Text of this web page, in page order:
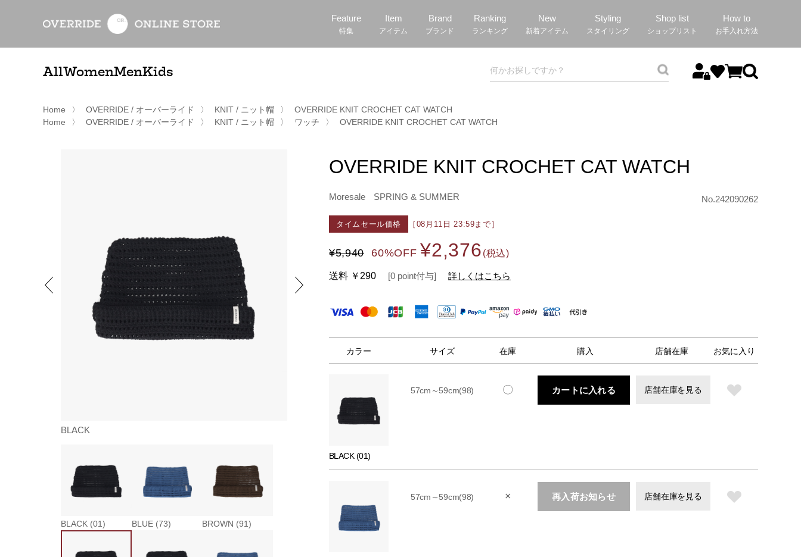
Feature
特集
Item
アイテム
Brand
ブランド
Ranking
ランキング
New
新着アイテム
Styling
スタイリング
Shop list
ショップリスト
How to
お手入れ方法
AllWomenMenKids
Home 〉 OVERRIDE / オーバーライド 〉 KNIT / ニット帽 〉
OVERRIDE KNIT CROCHET CAT WATCH
Home
〉 OVERRIDE / オーバーライド 〉 KNIT / ニット帽 〉 ワッチ 〉 OVERRIDE KNIT CROCHET CAT WATCH
BLACK
BLACK (01) BLUE (73) BROWN (91)
OVERRIDE KNIT CROCHET CAT WATCH
Moresale SPRING & SUMMER No.242090262
タイムセール価格 ［08月11日 23:59まで］
¥5,940 60%OFF ¥2,376 (税込)
送料 ￥290 [0 point付与] 詳しくはこちら
カラー サイズ 在庫 購入 店舗在庫 お気に入り
BLACK (01)
57cm～59cm(98) 〇 カートに入れる 店舗在庫を見る
57cm～59cm(98) × 再入荷お知らせ 店舗在庫を見る